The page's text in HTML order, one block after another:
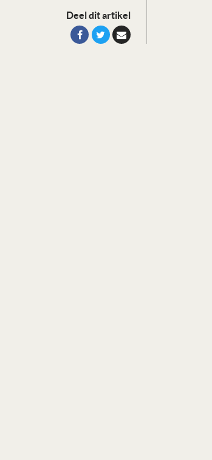
Deel dit artikel